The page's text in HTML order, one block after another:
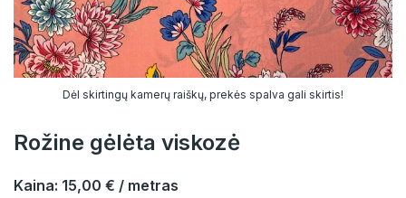
Dėl skirtingų kamerų raiškų, prekės spalva gali skirtis!
Rožine gėlėta viskozė
Kaina: 15,00 € / metras